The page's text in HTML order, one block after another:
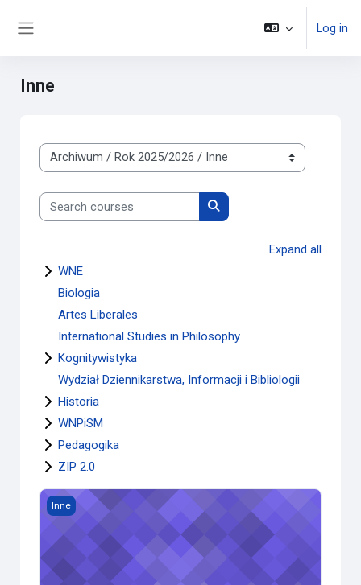
Log in
Inne
Course categories
Search courses
Search courses
Expand all
WNE
Biologia
Artes Liberales
International Studies in Philosophy
Kognitywistyka
Wydział Dziennikarstwa, Informacji i Bibliologii
Historia
WNPiSM
Pedagogika
ZIP 2.0
TI - gr. MK 25/26L
Inne